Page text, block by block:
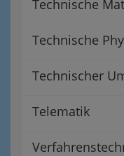
Technische
Technische
Technischer
Telematik